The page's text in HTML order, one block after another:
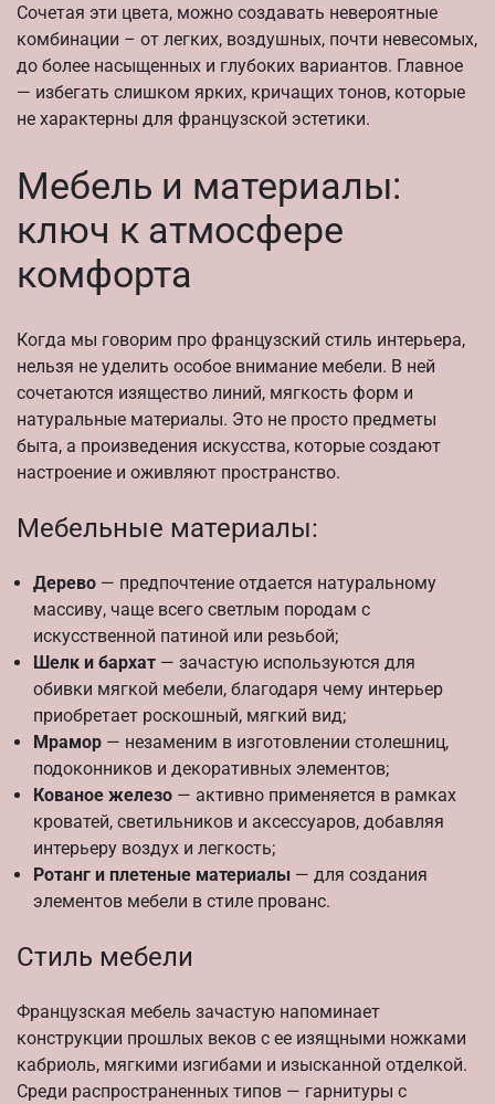
Сочетая эти цвета, можно создавать невероятные
комбинации – от легких, воздушных, почти невесомых,
до более насыщенных и глубоких вариантов. Главное
— избегать слишком ярких, кричащих тонов, которые
не характерны для французской эстетики.
Мебель и материалы:
ключ к атмосфере
комфорта
Когда мы говорим про французский стиль интерьера,
нельзя не уделить особое внимание мебели. В ней
сочетаются изящество линий, мягкость форм и
натуральные материалы. Это не просто предметы
быта, а произведения искусства, которые создают
настроение и оживляют пространство.
Мебельные материалы:
Дерево — предпочтение отдается натуральному
массиву, чаще всего светлым породам с
искусственной патиной или резьбой;
Шелк и бархат — зачастую используются для
обивки мягкой мебели, благодаря чему интерьер
приобретает роскошный, мягкий вид;
Мрамор — незаменим в изготовлении столешниц,
подоконников и декоративных элементов;
Кованое железо — активно применяется в рамках
кроватей, светильников и аксессуаров, добавляя
интерьеру воздух и легкость;
Ротанг и плетеные материалы — для создания
элементов мебели в стиле прованс.
Стиль мебели
Французская мебель зачастую напоминает
конструкции прошлых веков с ее изящными ножками
кабриоль, мягкими изгибами и изысканной отделкой.
Среди распространенных типов — гарнитуры с